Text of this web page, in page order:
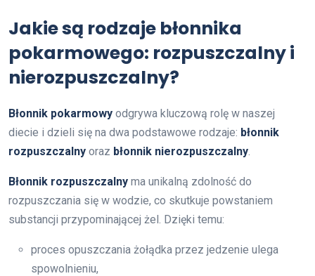
Jakie są rodzaje błonnika
pokarmowego: rozpuszczalny i
nierozpuszczalny?
Błonnik pokarmowy odgrywa kluczową rolę w naszej
diecie i dzieli się na dwa podstawowe rodzaje: błonnik
rozpuszczalny oraz błonnik nierozpuszczalny.
Błonnik rozpuszczalny ma unikalną zdolność do
rozpuszczania się w wodzie, co skutkuje powstaniem
substancji przypominającej żel. Dzięki temu:
proces opuszczania żołądka przez jedzenie ulega
spowolnieniu,